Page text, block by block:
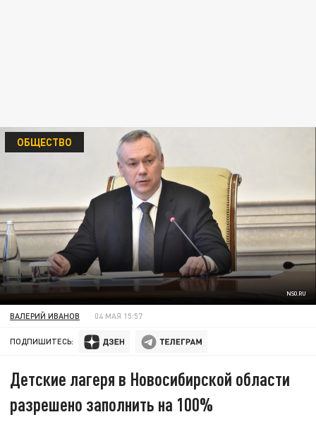
NSO.RU
ОБЩЕСТВО
ВАЛЕРИЙ ИВАНОВ 04 МАЯ 15:57
ПОДПИШИТЕСЬ:
Детские лагеря в Новосибирской области
разрешено заполнить на 100%